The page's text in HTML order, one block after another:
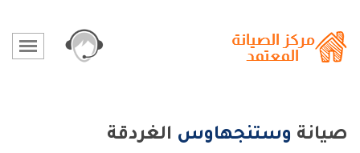
صيانة وستنجهاوس الغردقة